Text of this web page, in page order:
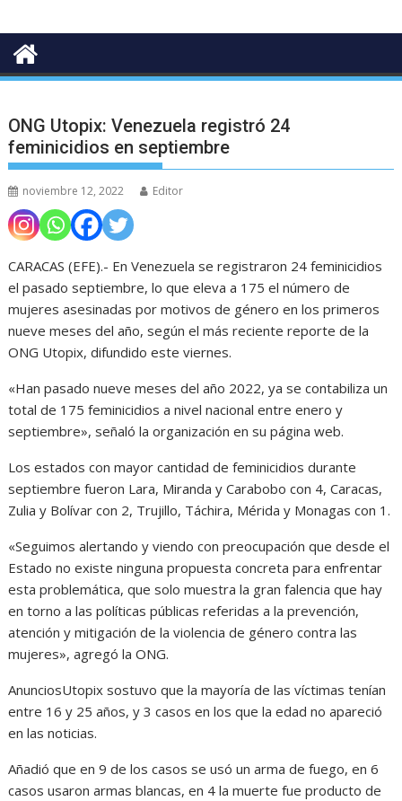
ONG Utopix: Venezuela registró 24
feminicidios en septiembre
noviembre 12, 2022 Editor
CARACAS (EFE).- En Venezuela se registraron 24 feminicidios
el pasado septiembre, lo que eleva a 175 el número de
mujeres asesinadas por motivos de género en los primeros
nueve meses del año, según el más reciente reporte de la
ONG Utopix, difundido este viernes.
«Han pasado nueve meses del año 2022, ya se contabiliza un
total de 175 feminicidios a nivel nacional entre enero y
septiembre», señaló la organización en su página web.
Los estados con mayor cantidad de feminicidios durante
septiembre fueron Lara, Miranda y Carabobo con 4, Caracas,
Zulia y Bolívar con 2, Trujillo, Táchira, Mérida y Monagas con 1.
«Seguimos alertando y viendo con preocupación que desde el
Estado no existe ninguna propuesta concreta para enfrentar
esta problemática, que solo muestra la gran falencia que hay
en torno a las políticas públicas referidas a la prevención,
atención y mitigación de la violencia de género contra las
mujeres», agregó la ONG.
AnunciosUtopix sostuvo que la mayoría de las víctimas tenían
entre 16 y 25 años, y 3 casos en los que la edad no apareció
en las noticias.
Añadió que en 9 de los casos se usó un arma de fuego, en 6
casos usaron armas blancas, en 4 la muerte fue producto de